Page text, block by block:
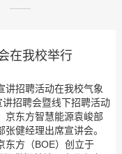
在我校举行
讲招聘活动在我校气象
招聘会暨线下招聘活动
京东方智慧能源袁峻部
健经理出席宣讲会。
东方（BOE）创立于